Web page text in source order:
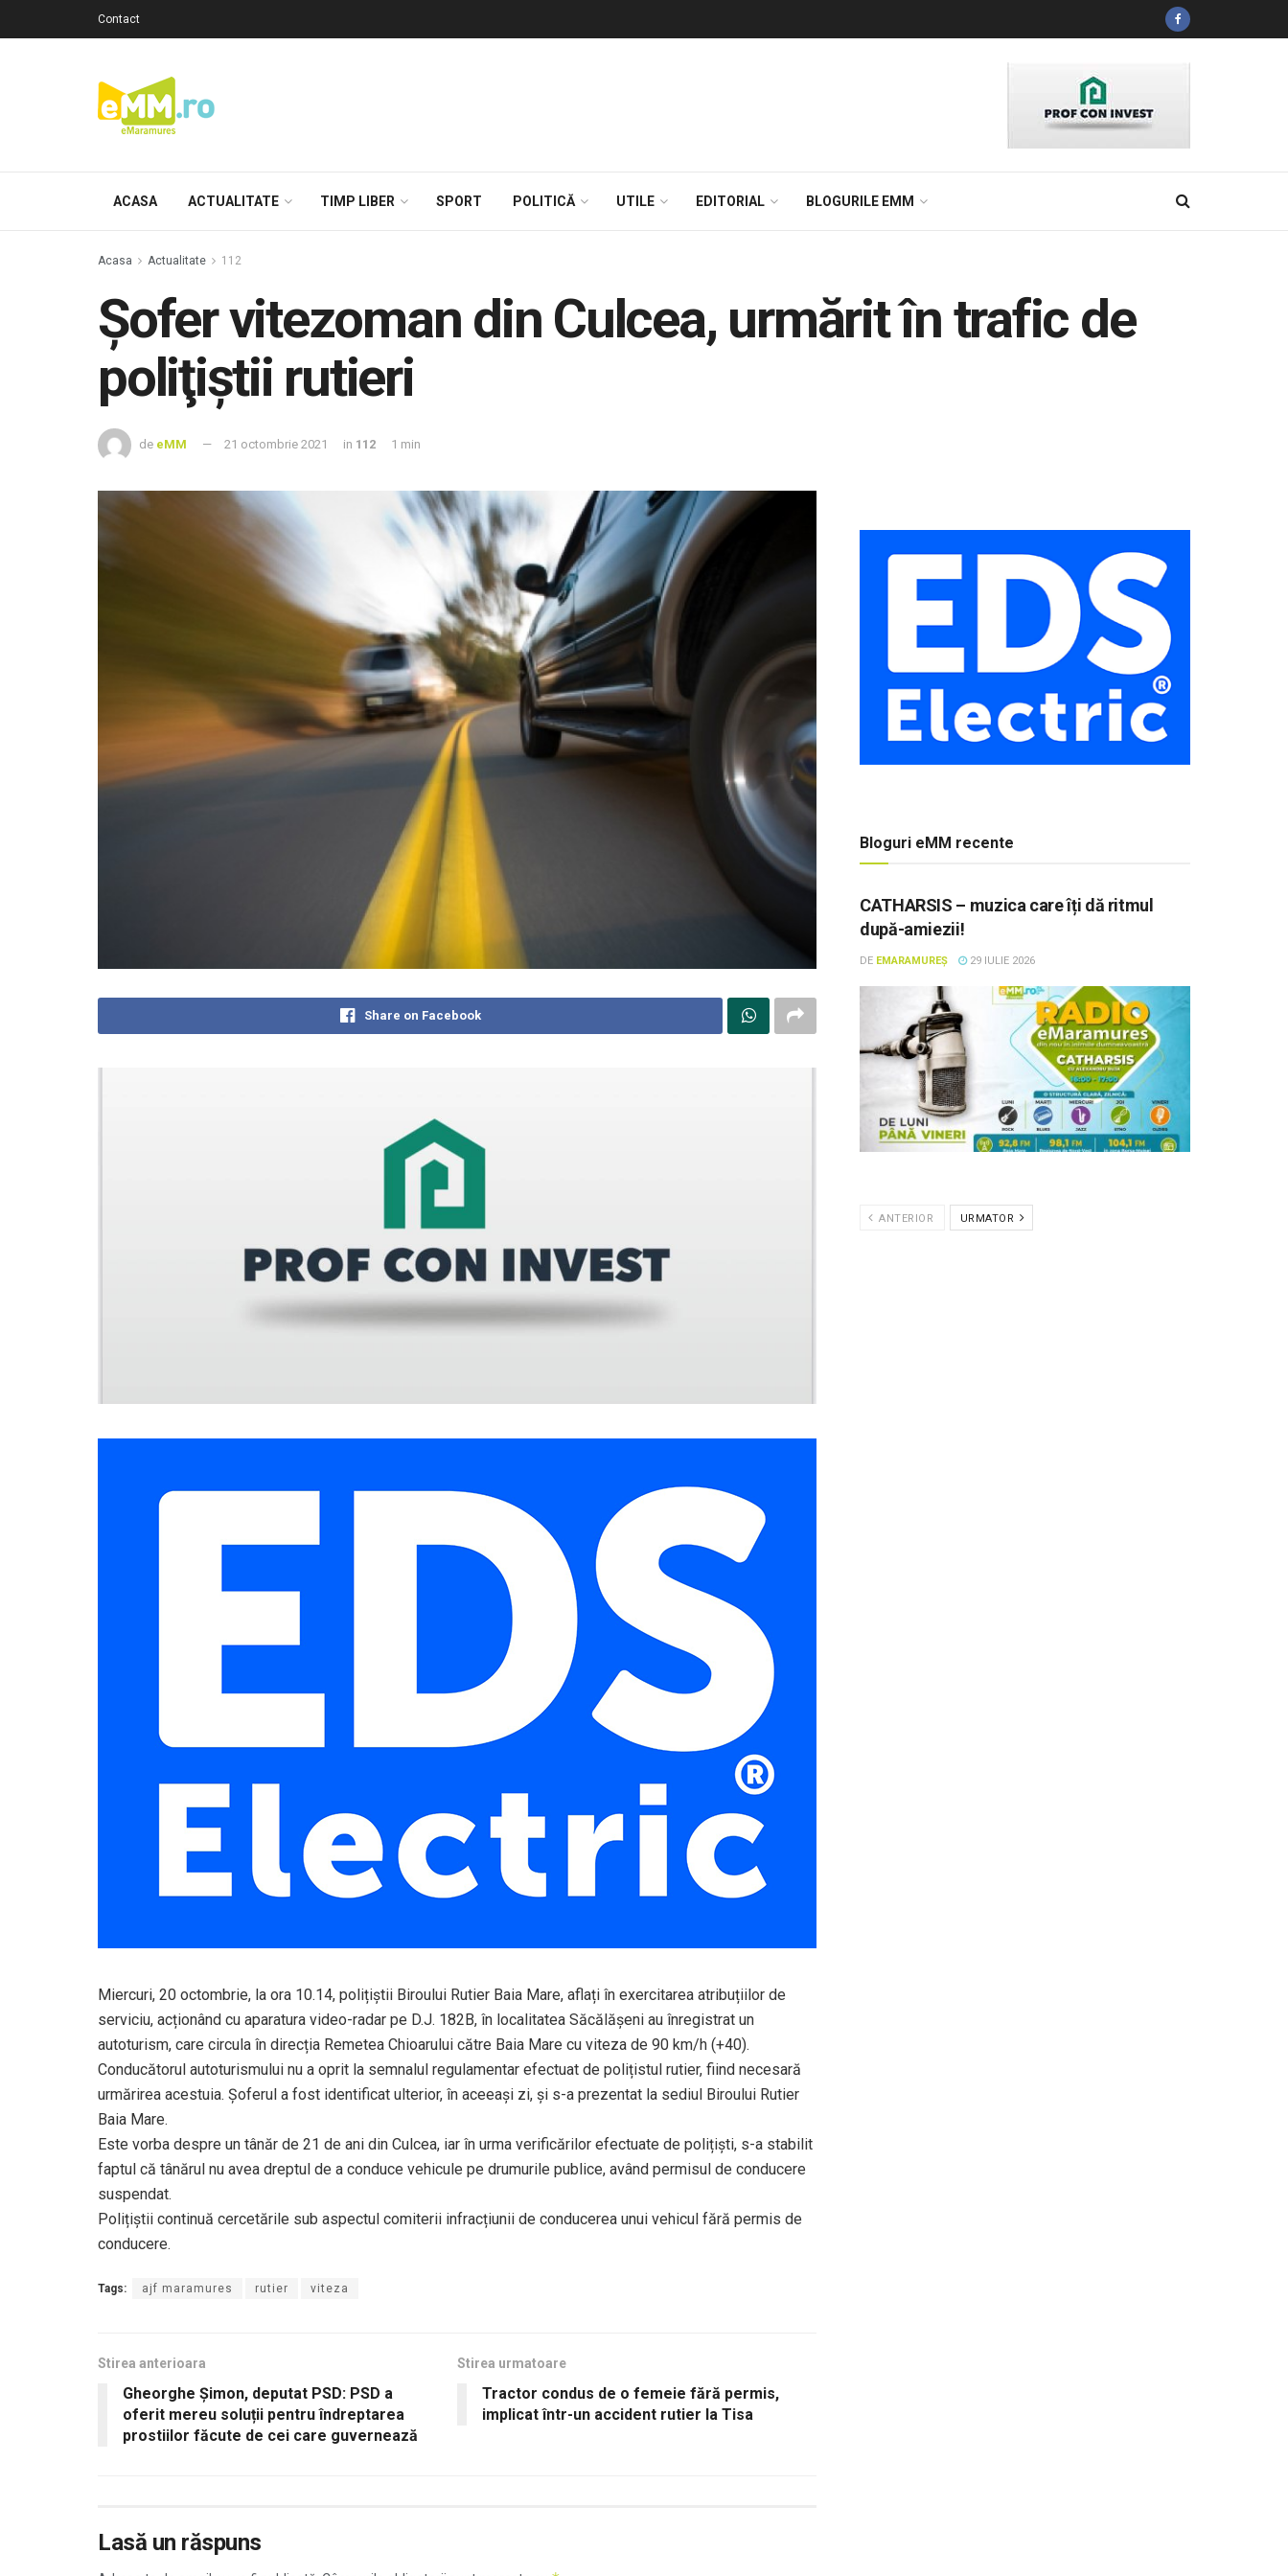
Contact
ACASA ACTUALITATE TIMP LIBER SPORT POLITICĂ UTILE EDITORIAL BLOGURILE EMM
Acasa Actualitate 112
Şofer vitezoman din Culcea, urmărit în trafic de
poliţiştii rutieri
de eMM 21 octombrie 2021 in 112 1 min
Share on Facebook
Miercuri, 20 octombrie, la ora 10.14, polițiștii Biroului Rutier Baia Mare, aflați în exercitarea atribuțiilor de
serviciu, acționând cu aparatura video-radar pe D.J. 182B, în localitatea Săcălășeni au înregistrat un
autoturism, care circula în direcția Remetea Chioarului către Baia Mare cu viteza de 90 km/h (+40).
Conducătorul autoturismului nu a oprit la semnalul regulamentar efectuat de polițistul rutier, fiind necesară
urmărirea acestuia. Șoferul a fost identificat ulterior, în aceeași zi, și s-a prezentat la sediul Biroului Rutier
Baia Mare.
Este vorba despre un tânăr de 21 de ani din Culcea, iar în urma verificărilor efectuate de polițiști, s-a stabilit
faptul că tânărul nu avea dreptul de a conduce vehicule pe drumurile publice, având permisul de conducere
suspendat.
Polițiștii continuă cercetările sub aspectul comiterii infracțiunii de conducerea unui vehicul fără permis de
conducere.
Tags: ajf maramures rutier viteza
Stirea anterioara
Gheorghe Șimon, deputat PSD: PSD a
oferit mereu soluții pentru îndreptarea
prostiilor făcute de cei care guvernează
Stirea urmatoare
Tractor condus de o femeie fără permis,
implicat într-un accident rutier la Tisa
Lasă un răspuns
Bloguri eMM recente
CATHARSIS – muzica care îți dă ritmul
după-amiezii!
DE EMARAMUREȘ 29 IULIE 2026
ANTERIOR URMATOR